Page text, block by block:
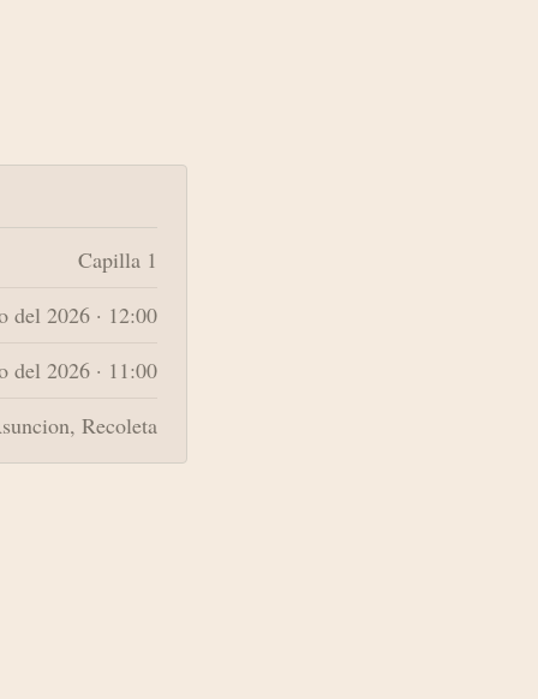
Capilla 1
del 2026 · 12:00
del 2026 · 11:00
Recoleta